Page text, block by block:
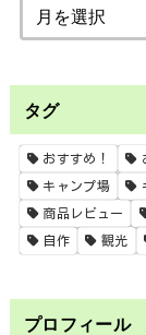
タグ
おすすめ！
キャンプ場
商品レビュー
自作 観光
プロフィール